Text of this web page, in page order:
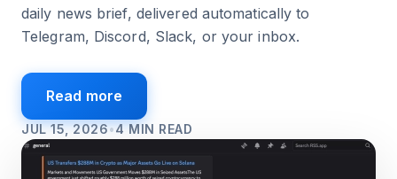
daily news brief, delivered automatically to
Telegram, Discord, Slack, or your inbox.
Read more
JUL 15, 2026•4MIN READ